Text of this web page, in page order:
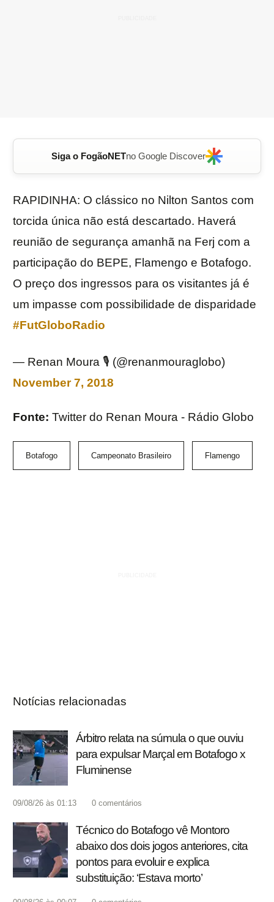
Siga o FogãoNETno Google Discover
RAPIDINHA: O clássico no Nilton Santos com
torcida única não está descartado. Haverá
reunião de segurança amanhã na Ferj com a
participação do BEPE, Flamengo e Botafogo.
O preço dos ingressos para os visitantes já é
um impasse com possibilidade de disparidade
#FutGloboRadio
— Renan Moura 🎙️ (@renanmouraglobo)
November 7, 2018
Fonte: Twitter do Renan Moura - Rádio Globo
Botafogo Campeonato Brasileiro Flamengo
Notícias relacionadas
Árbitro relata na súmula o que ouviu
para expulsar Marçal em Botafogo x
Fluminense
09/08/26 às 01:13 0 comentários
Técnico do Botafogo vê Montoro
abaixo dos dois jogos anteriores, cita
pontos para evoluir e explica
substituição: ‘Estava morto’